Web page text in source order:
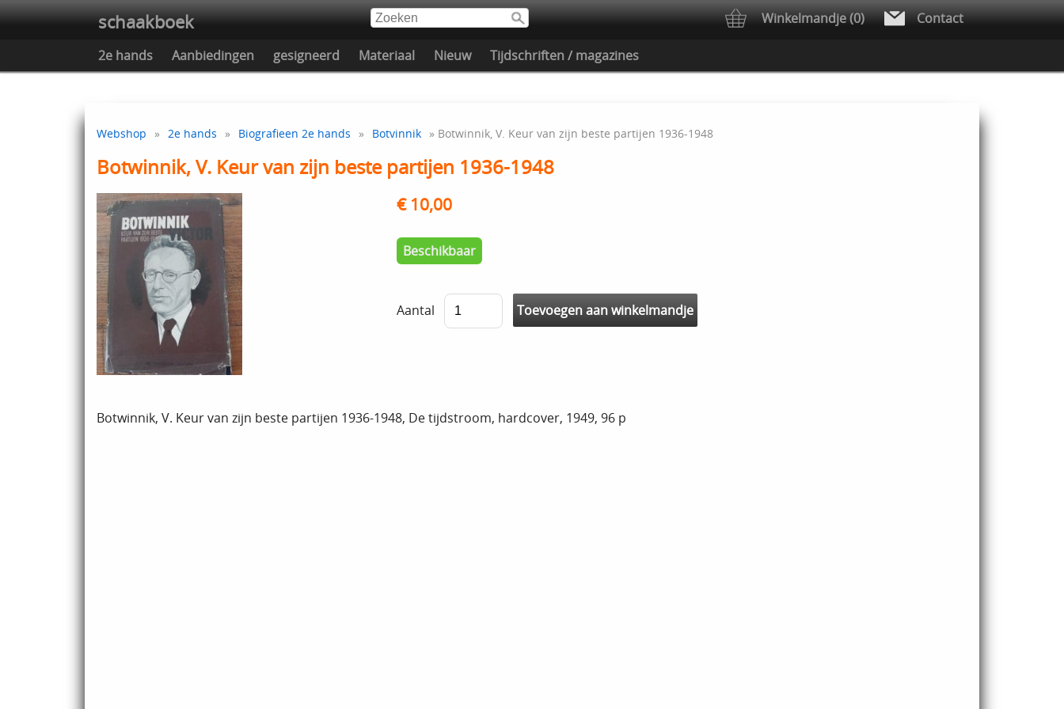
schaakboek Winkelmandje (0) Contact
2e hands Aanbiedingen gesigneerd Materiaal Nieuw Tijdschriften / magazines
Webshop » 2e hands » Biografieen 2e hands » Botvinnik » Botwinnik, V. Keur van zijn beste partijen 1936-1948
Botwinnik, V. Keur van zijn beste partijen 1936-1948
€ 10,00
Beschikbaar
Aantal
Botwinnik, V. Keur van zijn beste partijen 1936-1948, De tijdstroom, hardcover, 1949, 96 p